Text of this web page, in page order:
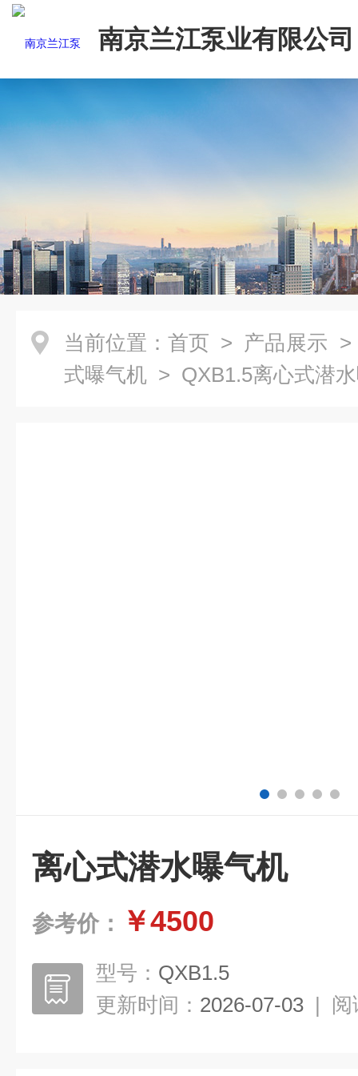
南京兰江泵业有限公司
当前位置： 首页 > 产品展示
式曝气机 > QXB1.5离心式潜
离心式潜水曝气机
参考价： ￥4500
型号： QXB1.5
更新时间： 2026-07-03 | 阅